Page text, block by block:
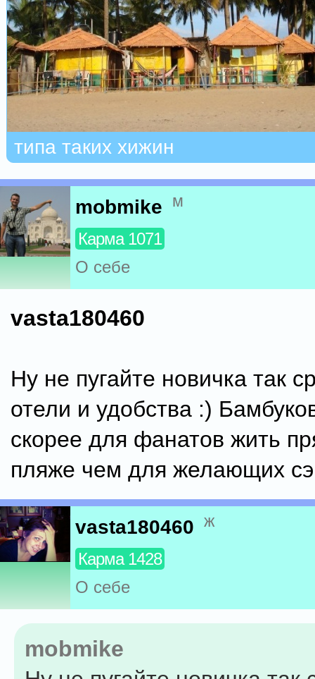
типа таких хижин
mobmike м
Карма 1071
О себе
vasta180460
Ну не пугайте новичка так
отели и удобства :)
скорее для фанатов жить
пляже чем для желающих
vasta180460 ж
Карма 1428
О себе
mobmike